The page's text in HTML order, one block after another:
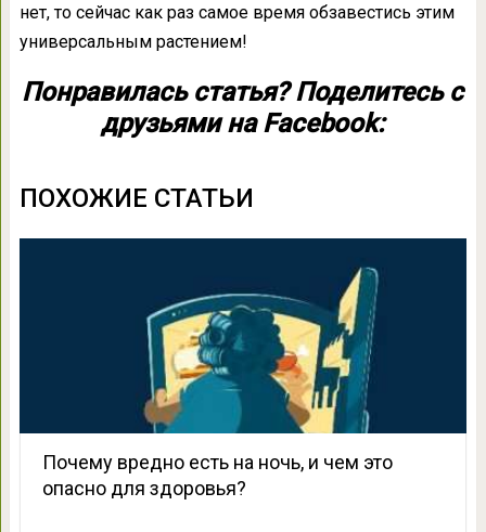
нет, то сейчас как раз самое время обзавестись этим
универсальным растением!
Понравилась статья? Поделитесь с
друзьями на Facebook:
ПОХОЖИЕ СТАТЬИ
Почему вредно есть на ночь, и чем это
опасно для здоровья?